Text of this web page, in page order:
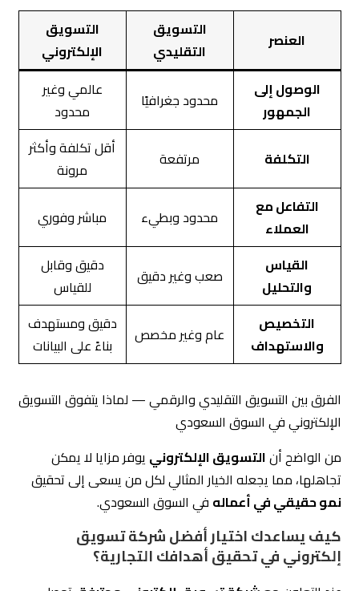
العنصر
التسويق
التقليدي
التسويق
الإلكتروني
الوصول إلى
الجمهور
محدود جغرافيًا
عالمي وغير
محدود
التكلفة
مرتفعة
أقل تكلفة وأكثر
مرونة
التفاعل مع
العملاء
محدود وبطيء
مباشر وفوري
القياس
والتحليل
صعب وغير دقيق
دقيق وقابل
للقياس
التخصيص
والاستهداف
عام وغير مخصص
دقيق ومستهدف
بناءً على البيانات
الفرق بين التسويق التقليدي والرقمي — لماذا يتفوق التسويق
الإلكتروني في السوق السعودي
من الواضح أنالتسويق الإلكتروني يوفر مزايا لا يمكن
تجاهلها، مما يجعله الخيار المثالي لكل من يسعى إلى تحقيق
نمو حقيقي في أعماله في السوق السعودي.
كيف يساعدك اختيار أفضل شركة تسويق
إلكتروني في تحقيق أهدافك التجارية؟